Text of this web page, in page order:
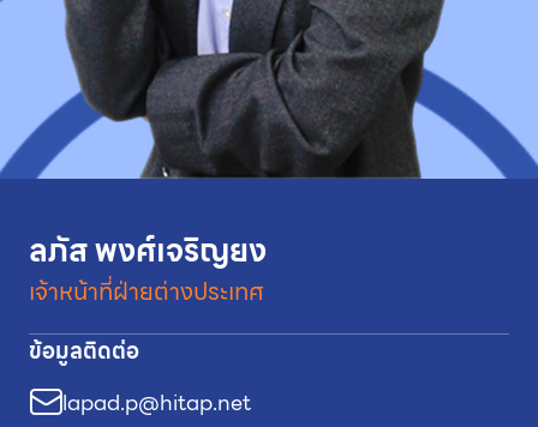
ลภัส พงศ์เจริญยง
เจ้าหน้าที่ฝ่ายต่างประเทศ
ข้อมูลติดต่อ
lapad.p@hitap.net